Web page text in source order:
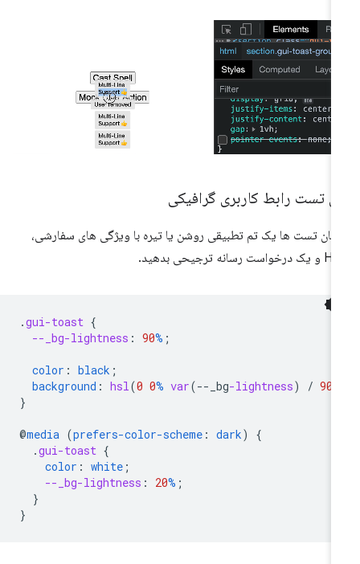
تست رابط کاربری گرافیکی
نان تست ها یک تم تطبیقی ​​روشن یا تیره با ویژگی های سفارشی،
.gui-toast
--_bg-lightness: 90
color: black
background: hsl (0 0% var --_bg-lightness /
@media (prefers-color-scheme: dark
.gui-toast
color: white
--_bg-lightness: 20